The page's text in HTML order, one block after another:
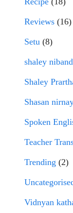
Reviews (16)
Setu (8)
shaley
Shaley
Shasan
Spoken
Teacher
Trending (2)
Vidnyan